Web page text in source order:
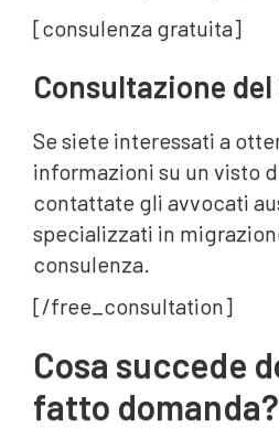
[consulenza gratuita]
Consultazione
Se siete interessati a
informazioni su un visto
contattate gli avvocati
specializzati in
consulenza.
[/free_consultation]
Cosa succede
fatto domanda?